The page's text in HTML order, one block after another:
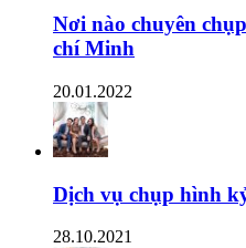
Nơi nào chuyên
chí Minh
20.01.2022
Dịch vụ chụp hình
28.10.2021